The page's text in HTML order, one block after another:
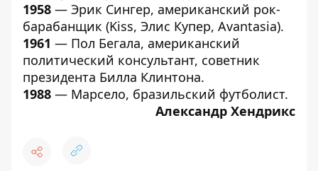
1958 — Эрик Сингер, американский рок-
барабанщик (Kiss, Элис Купер, Avantasia).
1961 — Пол Бегала, американский
политический консультант, советник
президента Билла Клинтона.
1988 — Марсело, бразильский футболист.
Александр Хендрикс